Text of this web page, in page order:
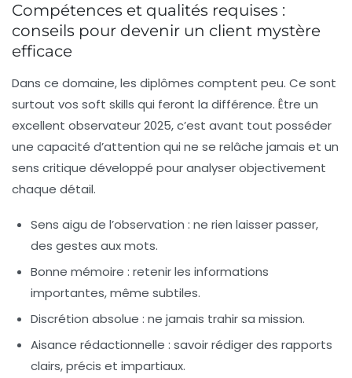
Compétences et qualités requises :
conseils pour devenir un client mystère
efficace
Dans ce domaine, les diplômes comptent peu. Ce sont
surtout vos soft skills qui feront la différence. Être un
excellent observateur 2025, c’est avant tout posséder
une capacité d’attention qui ne se relâche jamais et un
sens critique développé pour analyser objectivement
chaque détail.
Sens aigu de l’observation : ne rien laisser passer,
des gestes aux mots.
Bonne mémoire : retenir les informations
importantes, même subtiles.
Discrétion absolue : ne jamais trahir sa mission.
Aisance rédactionnelle : savoir rédiger des rapports
clairs, précis et impartiaux.